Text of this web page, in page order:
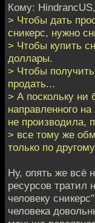
Кому: HindrancUS,
> Чтобы дать
сникерс, нужно
> Чтобы купить
доллары.
> Чтобы
продать...
> А поскольку ни
направленного
не производила,
> все тому же
только по
Ну, опять же всё
ресурсов тратил
человеку
человека